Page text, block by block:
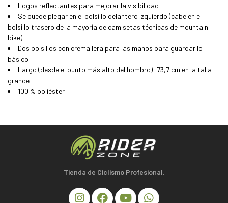
Logos reflectantes para mejorar la visibilidad
Se puede plegar en el bolsillo delantero izquierdo (cabe en el
bolsillo trasero de la mayoría de camisetas técnicas de mountain
bike)
Dos bolsillos con cremallera para las manos para guardar lo
básico
Largo (desde el punto más alto del hombro): 73,7 cm en la talla
grande
100 % poliéster
Tienda de Ciclismo Profesional.